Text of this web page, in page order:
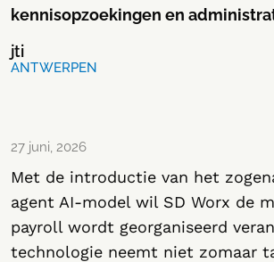
kennisopzoekingen en
jti
ANTWERPEN
27 juni, 2026
Met de introductie van het
agent AI-model wil SD Worx de
payroll wordt georganiseerd
technologie neemt niet zomaar